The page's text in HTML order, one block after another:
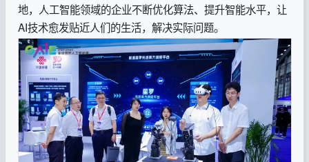
地，人工智能领域的企业不断优化算法、提升智能水平，让
AI技术愈发贴近人们的生活，解决实际问题。